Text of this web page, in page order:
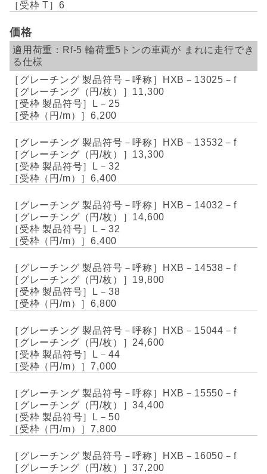
6
価格
Rf-5 輪荷重5トンの車両が まれに走行でき
る仕様
HXB－13025－f
11,300
L－25
6,200
HXB－13532－f
13,300
L－32
6,400
HXB－14032－f
14,600
L－32
6,400
HXB－14538－f
19,800
L－38
6,800
HXB－15044－f
24,600
L－44
7,000
HXB－15550－f
34,400
L－50
7,800
HXB－16050－f
37,200